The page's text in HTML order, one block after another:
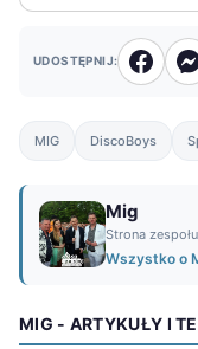
UDOSTĘPNIJ:
MIG DiscoBoys
Mig
Strona
Wszystko o
MIG - ARTYKUŁY I